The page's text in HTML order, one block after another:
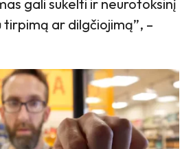
gali sukelti ir neurotoksinį
ar dilgčiojimą”, –